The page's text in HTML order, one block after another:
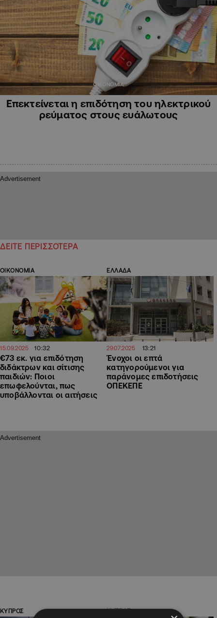
ΟΙΚΟΝΟΜΙΑ
Επεκτείνεται η επιδότηση του ηλεκτρικού
ρεύματος στους ευάλωτους
ΔΕΙΤΕ ΠΕΡΙΣΣΟΤΕΡΑ
ΟΙΚΟΝΟΜΙΑ
15.09.2025 10:32
€73 εκ. για επιδότηση
διδάκτρων και σίτισης
παιδιών: Ποιοι
επωφελούνται, πως
υποβάλλονται οι αιτήσεις
ΕΛΛΑΔΑ
29.07.2025 13:21
Ένοχοι oι επτά
κατηγορούμενοι για
παράνομες επιδοτήσεις
ΟΠΕΚΕΠΕ
ΚΥΠΡΟΣ ΚΥΠΡΟΣ